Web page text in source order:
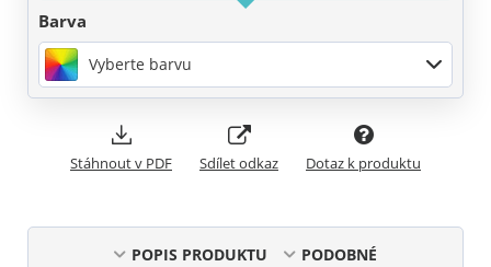
Barva
Vyberte barvu
Stáhnout v PDF Sdílet odkaz Dotaz k produktu
POPIS PRODUKTU PODOBNÉ